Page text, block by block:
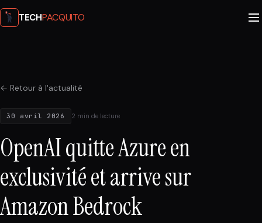
TECHPACQUITO
← Retour à l'actualité
30 avril 2026 2 min de lecture
OpenAI quitte Azure en
exclusivité et arrive sur
Amazon Bedrock